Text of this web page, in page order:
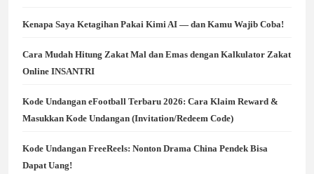
Kenapa Saya Ketagihan Pakai Kimi AI — dan Kamu Wajib Coba!
Cara Mudah Hitung Zakat Mal dan Emas dengan Kalkulator Zakat
Online INSANTRI
Kode Undangan eFootball Terbaru 2026: Cara Klaim Reward &
Masukkan Kode Undangan (Invitation/Redeem Code)
Kode Undangan FreeReels: Nonton Drama China Pendek Bisa
Dapat Uang!